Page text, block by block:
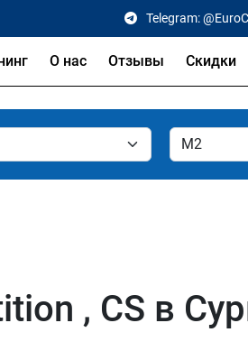
Telegram:
О нас Отзывы Скидки
, CS в